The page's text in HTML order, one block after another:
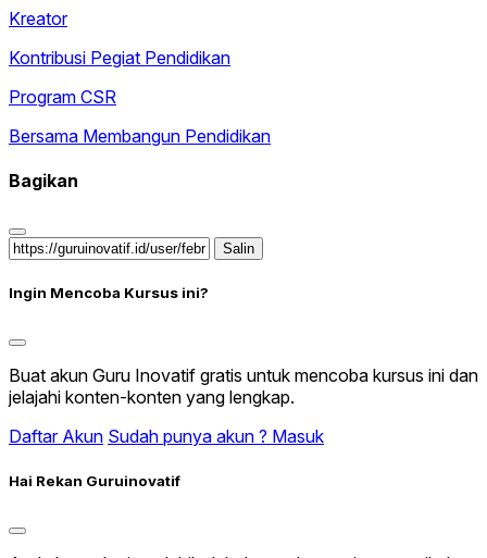
Kreator
Kontribusi Pegiat Pendidikan
Program CSR
Bersama Membangun Pendidikan
Bagikan
Salin
Ingin Mencoba Kursus ini?
Buat akun Guru Inovatif gratis untuk mencoba kursus ini dan
jelajahi konten-konten yang lengkap.
Daftar Akun Sudah punya akun ? Masuk
Hai Rekan Guruinovatif